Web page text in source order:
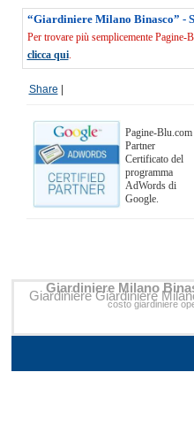
“Giardiniere Milano Binasco” -
Per trovare più semplicemente
clicca qui.
Share
Pagine-Blu.com
Partner
Certificato del
programma
AdWords di
Google.
Giardiniere Milano
Giardiniere Giardiniere
costo giardiniere